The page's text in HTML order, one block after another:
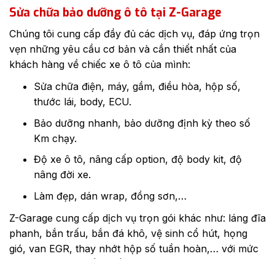
Sửa chữa bảo dưỡng ô tô tại Z-Garage
Chúng tôi cung cấp đầy đủ các dịch vụ, đáp ứng trọn
vẹn những yêu cầu cơ bản và cần thiết nhất của
khách hàng về chiếc xe ô tô của mình:
Sửa chữa điện, máy, gầm, điều hòa, hộp số,
thước lái, body, ECU.
Bảo dưỡng nhanh, bảo dưỡng định kỳ theo số
Km chạy.
Độ xe ô tô, nâng cấp option, độ body kit, độ
nâng đời xe.
Làm đẹp, dán wrap, đồng sơn,…
Z-Garage cung cấp dịch vụ trọn gói khác như: láng đĩa
phanh, bắn trấu, bắn đá khô, vệ sinh cổ hút, họng
gió, van EGR, thay nhớt hộp số tuần hoàn,… với mức